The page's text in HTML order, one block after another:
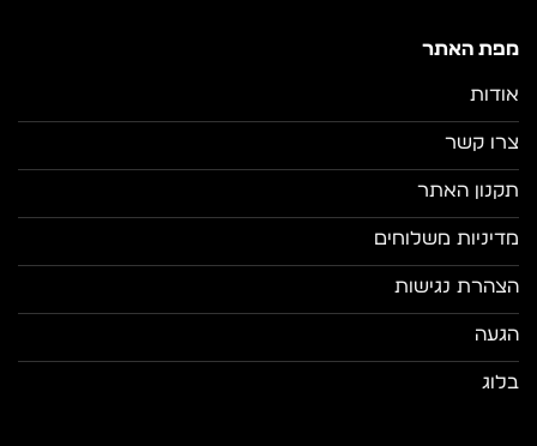
מפת האתר
אודות
צרו קשר
תקנון האתר
מדיניות משלוחים
הצהרת נגישות
הגעה
בלוג